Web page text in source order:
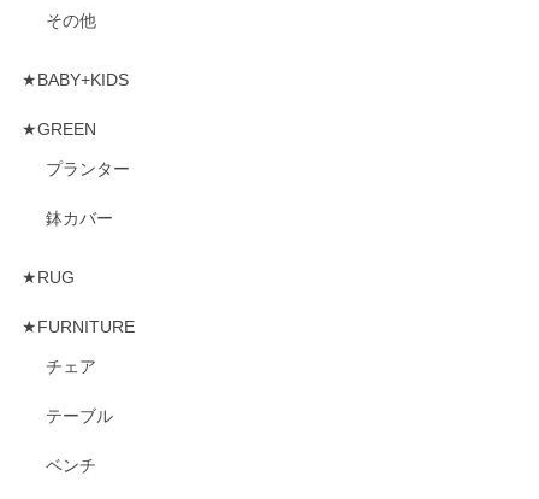
その他
★BABY+KIDS
★GREEN
プランター
鉢カバー
★RUG
★FURNITURE
チェア
テーブル
ベンチ